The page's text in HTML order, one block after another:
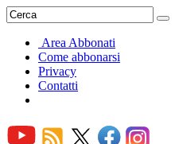
Area Abbonati
Come abbonarsi
Privacy
Contatti